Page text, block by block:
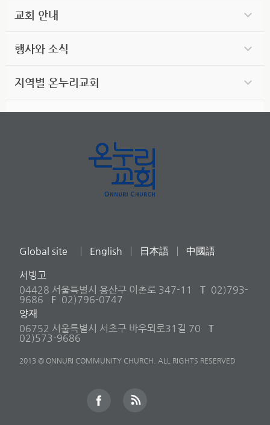
교회 안내
행사와 소식
지역별 온누리교회
Global site English 日本語 中國語
서빙고
04428 서울특별시 용산구 이촌로 347-11
T 02)793-
9686
F 02)796-0747
양재
06752 서울특별시 서초구 바우뫼로31길 70
T
02)573-9686
2013 © ONNURI COMMUNITY CHURCH. ALL RIGHTS RESERVED